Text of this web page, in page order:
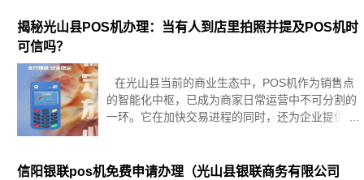
申请途径成为了众多商家的关
揭秘光山县POS机办理：当有人到店里拍照并提及POS机时
可信吗？
在光山县当前的商业生态中，POS机作为销售点
的智能化中枢，已成为商家日常运营中不可分割的
一环。它在加快交易进程的同时，还为企业提供了
操作细节变得至关重要。本文致
信阳银联pos机免费申请办理（光山县银联商务有限公司